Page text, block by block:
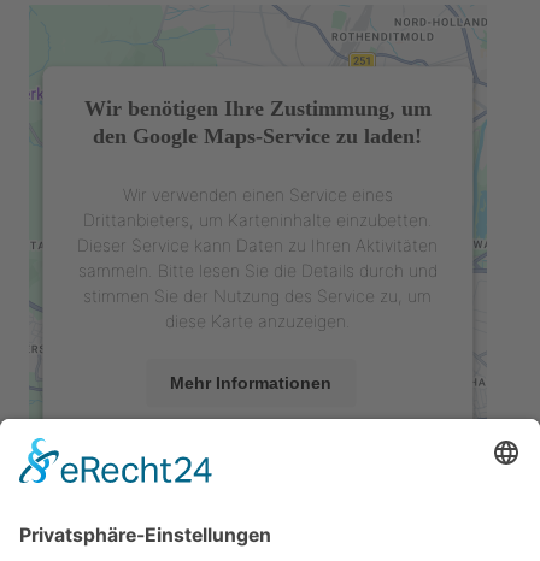
Wir benötigen Ihre Zustimmung, um
den Google Maps-Service zu laden!
Wir verwenden einen Service eines
Drittanbieters, um Karteninhalte einzubetten.
Dieser Service kann Daten zu Ihren Aktivitäten
sammeln. Bitte lesen Sie die Details durch und
stimmen Sie der Nutzung des Service zu, um
diese Karte anzuzeigen.
Mehr Informationen